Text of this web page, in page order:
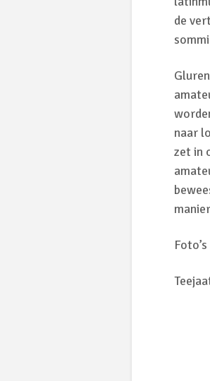
de
naar
zet in